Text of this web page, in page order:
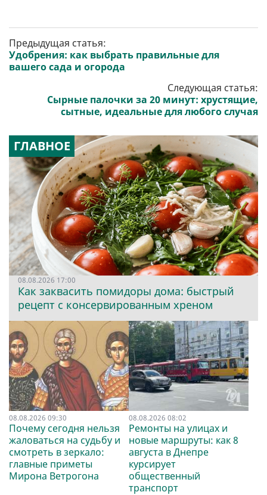
Предыдущая статья:
Удобрения: как выбрать правильные для
вашего сада и огорода
Следующая статья:
Сырные палочки за 20 минут: хрустящие,
сытные, идеальные для любого случая
ГЛАВНОЕ
08.08.2026 17:00
Как заквасить помидоры дома: быстрый
рецепт с консервированным хреном
08.08.2026 09:30
Почему сегодня нельзя
жаловаться на судьбу и
смотреть в зеркало:
главные приметы
Мирона Ветрогона
08.08.2026 08:02
Ремонты на улицах и
новые маршруты: как 8
августа в Днепре
курсирует
общественный
транспорт